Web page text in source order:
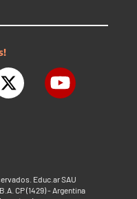
Educ.ar SAU
CP (1429) - Argentina